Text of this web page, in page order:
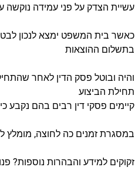
עשיית הצדק על פני עמידה נוקשה
כאשר בית המשפט ימצא לנכון
בתשלום ההוצאות
והיה ובוטל פסק הדין לאחר
תחילת הביצוע
קיימים פסקי דין רבים בהם נקבע
במסגרת זמנים כה לחוצה, מומלץ
זקוקים למידע והבהרות נוספות?